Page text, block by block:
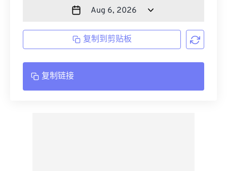
复制到剪贴板
复制链接